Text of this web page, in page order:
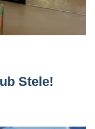
Stele!